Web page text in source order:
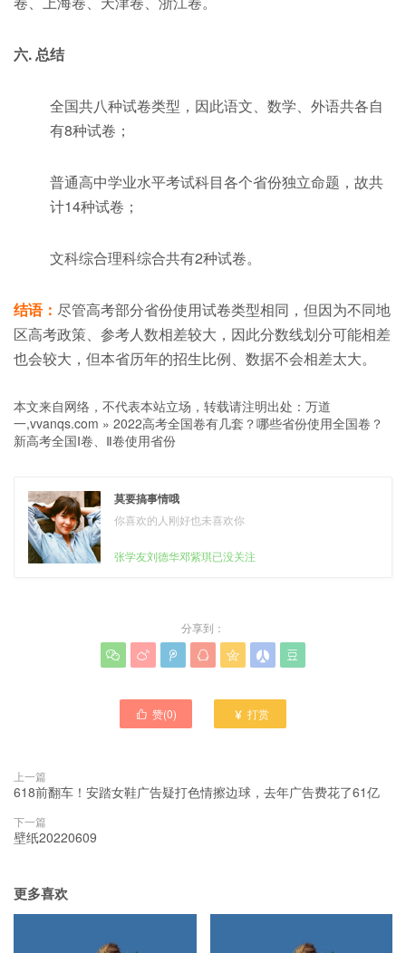
六. 总结
全国共八种试卷类型，因此语文、数学、外语共各自
有8种试卷；
普通高中学业水平考试科目各个省份独立命题，故共
计14种试卷；
文科综合理科综合共有2种试卷。
结语： 尽管高考部分省份使用试卷类型相同，但因为不同地
区高考政策、参考人数相差较大，因此分数线划分可能相差
也会较大，但本省历年的招生比例、数据不会相差太大。
本文来自网络，不代表本站立场，转载请注明出处： 万道
一,vvanqs.com » 2022高考全国卷有几套？哪些省份使用全国卷？
新高考全国Ⅰ卷、Ⅱ卷使用省份
莫要搞事情哦
你喜欢的人刚好也未喜欢你
张学友刘德华邓紫琪已没关注
分享到：
      
 赞(0)  打赏
上一篇
618前翻车！安踏女鞋广告疑打色情擦边球，去年广告费花了61亿
下一篇
壁纸20220609
更多喜欢